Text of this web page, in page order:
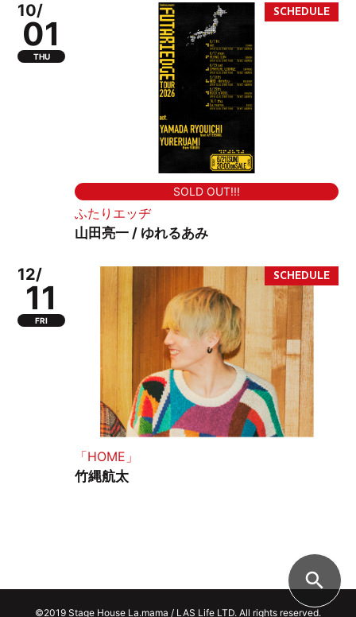
10/
01
THU
SOLD OUT!!!
ふたりエッヂ
山田亮一 / ゆれるあみ
12/
11
FRI
「HOME」
竹縄航太
search
©2019 Stage House La.mama / LAS Life LTD. All rights reserved.